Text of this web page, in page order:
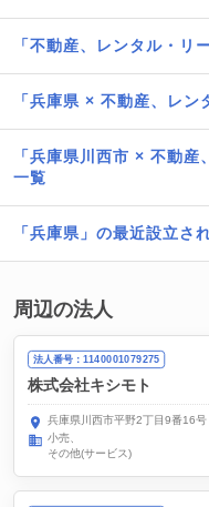
「不動産、レンタル・リ
「兵庫県 × 不動産、レ
「兵庫県川西市 × 不動
一覧
「兵庫県」の最近設立さ
周辺の法人
法人番号：1140001079275
株式会社キシモト
兵庫県川西市平野2丁目9番16号
小売
その他(サービス)